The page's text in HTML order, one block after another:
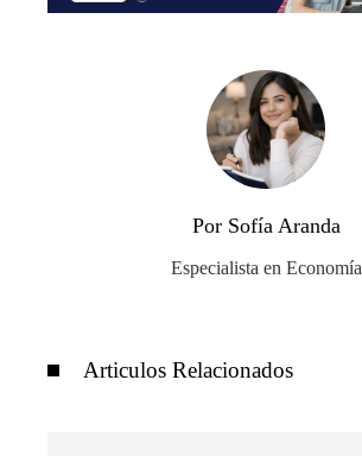
Por Sofía Aranda
Especialista en Economía
Articulos Relacionados